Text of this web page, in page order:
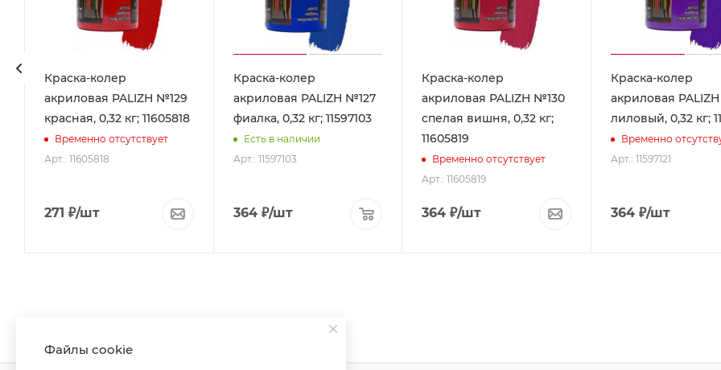
Краска-колер
акриловая PALIZH №129
красная, 0,32 кг; 11605818
Временно отсутствует
Арт.: 11605818
271 ₽/шт
Краска-колер
акриловая PALIZH №127
фиалка, 0,32 кг; 11597103
Есть в наличии
Арт.: 11597103
364₽/шт
Краска-колер
акриловая PALIZH №130
спелая вишня, 0,32 кг;
11605819
Временно отсутствует
Арт.: 11605819
364 ₽/шт
Краска-колер
акриловая
лиловый, 0,32 кг;
Временно
Арт.: 11597121
364 ₽/шт
Файлы cookie